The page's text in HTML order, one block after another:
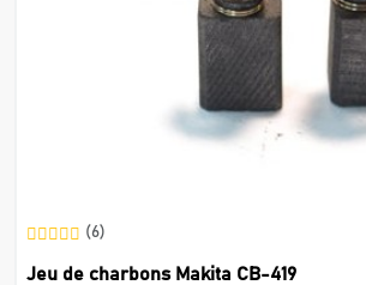
(6)
Jeu de charbons Makita CB-419